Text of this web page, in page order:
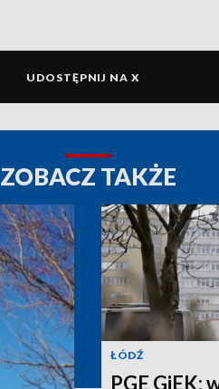
UDOSTĘPNIJ NA X
ZOBACZ TAKŻE
ŁÓDŹ
PGE GiEK: